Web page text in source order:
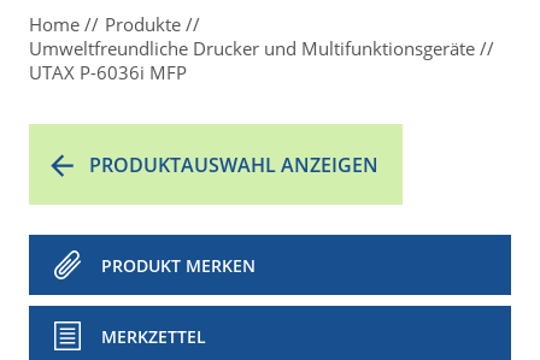
Home
Produkte
Umweltfreundliche Drucker und Multifunktionsgeräte
UTAX P-6036i MFP
PRODUKTAUSWAHL ANZEIGEN
PRODUKT MERKEN
MERKZETTEL